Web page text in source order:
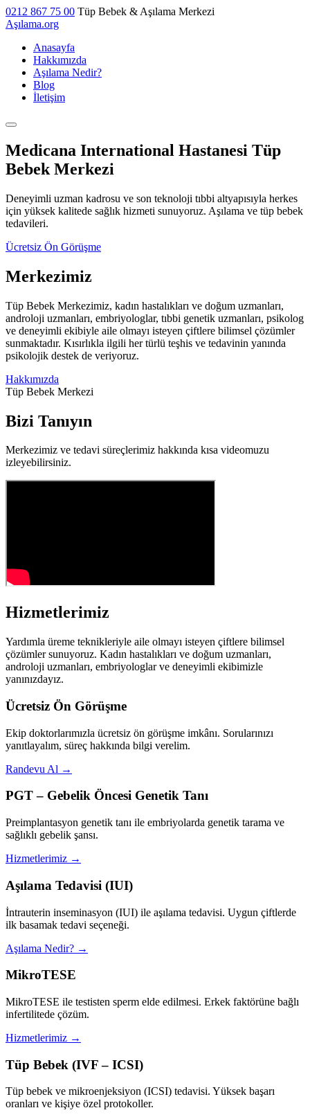
0212 867 75 00 Tüp Bebek & Aşılama Merkezi
Aşılama.org
Anasayfa
Hakkımızda
Aşılama Nedir?
Blog
İletişim
Medicana International Hastanesi Tüp
Bebek Merkezi
Deneyimli uzman kadrosu ve son teknoloji tıbbi altyapısıyla herkes
için yüksek kalitede sağlık hizmeti sunuyoruz. Aşılama ve tüp bebek
tedavileri.
Ücretsiz Ön Görüşme
Merkezimiz
Tüp Bebek Merkezimiz, kadın hastalıkları ve doğum uzmanları,
androloji uzmanları, embriyologlar, tıbbi genetik uzmanları, psikolog
ve deneyimli ekibiyle aile olmayı isteyen çiftlere bilimsel çözümler
sunmaktadır. Kısırlıkla ilgili her türlü teşhis ve tedavinin yanında
psikolojik destek de veriyoruz.
Hakkımızda
Tüp Bebek Merkezi
Bizi Tanıyın
Merkezimiz ve tedavi süreçlerimiz hakkında kısa videomuzu
izleyebilirsiniz.
Hizmetlerimiz
Yardımla üreme teknikleriyle aile olmayı isteyen çiftlere bilimsel
çözümler sunuyoruz. Kadın hastalıkları ve doğum uzmanları,
androloji uzmanları, embriyologlar ve deneyimli ekibimizle
yanınızdayız.
Ücretsiz Ön Görüşme
Ekip doktorlarımızla ücretsiz ön görüşme imkânı. Sorularınızı
yanıtlayalım, süreç hakkında bilgi verelim.
Randevu Al →
PGT – Gebelik Öncesi Genetik Tanı
Preimplantasyon genetik tanı ile embriyolarda genetik tarama ve
sağlıklı gebelik şansı.
Hizmetlerimiz →
Aşılama Tedavisi (IUI)
İntrauterin inseminasyon (IUI) ile aşılama tedavisi. Uygun çiftlerde
ilk basamak tedavi seçeneği.
Aşılama Nedir? →
MikroTESE
MikroTESE ile testisten sperm elde edilmesi. Erkek faktörüne bağlı
infertilitede çözüm.
Hizmetlerimiz →
Tüp Bebek (IVF – ICSI)
Tüp bebek ve mikroenjeksiyon (ICSI) tedavisi. Yüksek başarı
oranları ve kişiye özel protokoller.